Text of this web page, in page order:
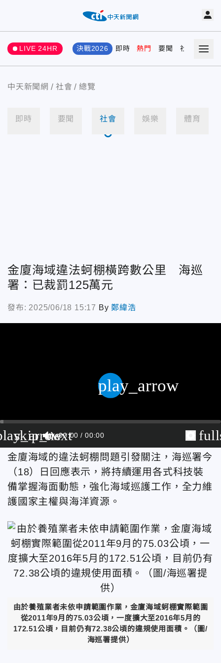
LIVE 24HR 決戰2026 即時 熱門 要聞 社會 娛樂
中天新聞網 社會 總覽
即時 要聞 社會 娛樂 體育
金廈海域違法蚵棚橫跨數公里 海巡
署：已裁罰125萬元
發布: 2025/06/18 15:17 By鄭緯浩
skip_next
00:00 00:00
play_arrow
金廈海域的違法蚵棚問題引發關注，海巡署今
（18）日 回應表示，將持續運用各式科技裝
備掌握海面動態，強化海域巡護工作，全力維
護國家主權與海洋資源。
由於養殖業者未依申請範圍作業，金廈海域蚵棚實際範圍
從2011年9月的75.03公頃，一度擴大至2016年5月的
172.51公頃，目前仍有72.38公頃的違規使用面積。（圖/
海巡署提供）